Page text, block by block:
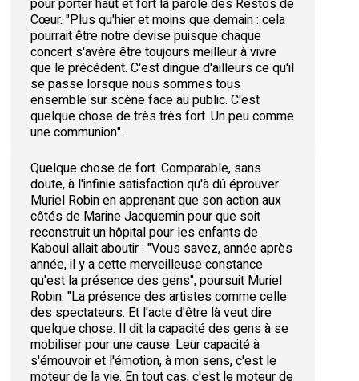
Cœur. "Plus qu'hier et moins que demain : cela
pourrait être notre devise puisque chaque
concert s'avère être toujours meilleur à vivre
que le précédent. C'est dingue d'ailleurs ce qu'il
se passe lorsque nous sommes tous
ensemble sur scène face au public. C'est
quelque chose de très très fort. Un peu comme
une communion".
Quelque chose de fort. Comparable, sans
doute, à l'infinie satisfaction qu'à dû éprouver
Muriel Robin en apprenant que son action aux
côtés de Marine Jacquemin pour que soit
reconstruit un hôpital pour les enfants de
Kaboul allait aboutir : "Vous savez, année après
année, il y a cette merveilleuse constance
qu'est la présence des gens", poursuit Muriel
Robin. "La présence des artistes comme celle
des spectateurs. Et l'acte d'être là veut dire
quelque chose. Il dit la capacité des gens à se
mobiliser pour une cause. Leur capacité à
s'émouvoir et l'émotion, à mon sens, c'est le
moteur de la vie. En tout cas, c'est le moteur de